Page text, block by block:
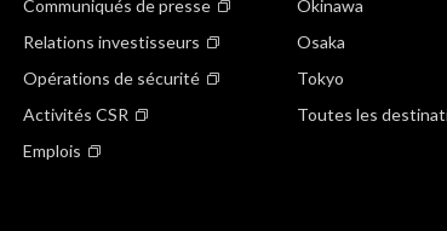
Communiqués de presse
Relations investisseurs
Opérations de sécurité
Activités CSR
Emplois
Okinawa
Osaka
Tokyo
Toutes les